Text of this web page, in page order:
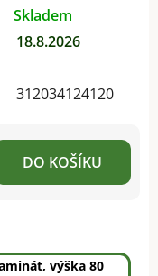
Skladem
18.8.2026
312034124120
DO KOŠÍKU
výška 80